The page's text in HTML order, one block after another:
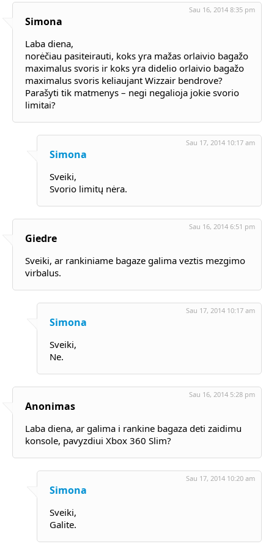
Simona
Sau 16, 2014 8:35 pm
Laba diena,
norėčiau pasiteirauti, koks yra mažas orlaivio bagažo
maximalus svoris ir koks yra didelio orlaivio bagažo
maximalus svoris keliaujant Wizzair bendrove?
Parašyti tik matmenys – negi negalioja jokie svorio
limitai?
Simona
Sau 17, 2014 10:17 am
Sveiki,
Svorio limitų nėra.
Giedre
Sau 16, 2014 6:51 pm
Sveiki, ar rankiniame bagaze galima veztis mezgimo
virbalus.
Simona
Sau 17, 2014 10:17 am
Sveiki,
Ne.
Anonimas
Sau 16, 2014 5:28 pm
Laba diena, ar galima i rankine bagaza deti zaidimu
konsole, pavyzdiui Xbox 360 Slim?
Simona
Sau 17, 2014 10:20 am
Sveiki,
Galite.